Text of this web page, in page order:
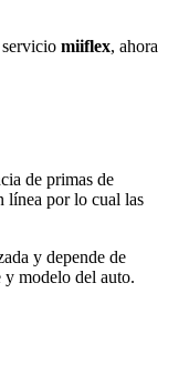
miiflex, ahora
de primas de
línea por lo cual las
y depende de
y modelo del auto.